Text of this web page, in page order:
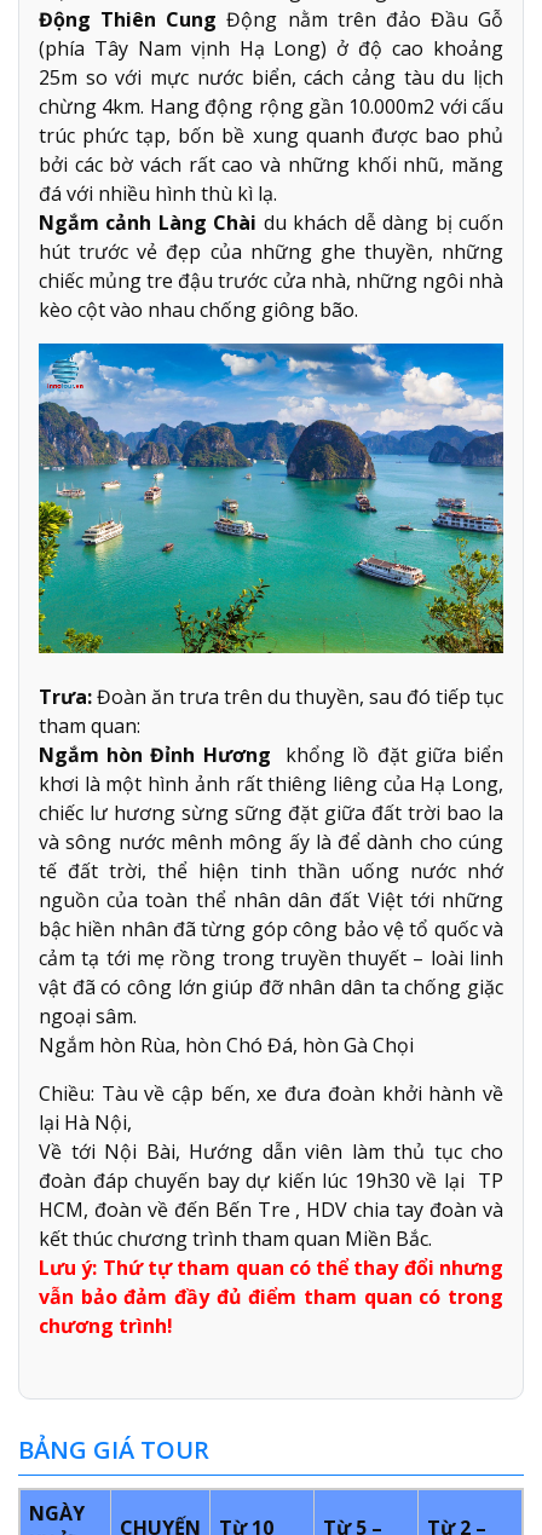
Động Thiên CungĐộng nằm trên đảo Đầu Gỗ
(phía Tây Nam vịnh Hạ Long) ở độ cao khoảng
25m so với mực nước biển, cách cảng tàu du lịch
chừng 4km. Hang động rộng gần 10.000m2 với cấu
trúc phức tạp, bốn bề xung quanh được bao phủ
bởi các bờ vách rất cao và những khối nhũ, măng
đá với nhiều hình thù kì lạ.
Ngắm cảnh Làng Chài du khách dễ dàng bị cuốn
hút trước vẻ đẹp của những ghe thuyền, những
chiếc mủng tre đậu trước cửa nhà, những ngôi nhà
kèo cột vào nhau chống giông bão.
Trưa:Đoàn ăn trưa trên du thuyền, sau đó tiếp tục
tham quan:
Ngắm hòn Đỉnh Hương khổng lồ đặt giữa biển
khơi là một hình ảnh rất thiêng liêng của Hạ Long,
chiếc lư hương sừng sững đặt giữa đất trời bao la
và sông nước mênh mông ấy là để dành cho cúng
tế đất trời, thể hiện tinh thần uống nước nhớ
nguồn của toàn thể nhân dân đất Việt tới những
bậc hiền nhân đã từng góp công bảo vệ tổ quốc và
cảm tạ tới mẹ rồng trong truyền thuyết – loài linh
vật đã có công lớn giúp đỡ nhân dân ta chống giặc
ngoại sâm.
Ngắm hòn Rùa, hòn Chó Đá, hòn Gà Chọi
Chiều: Tàu về cập bến, xe đưa đoàn khởi hành về
lại Hà Nội,
Về tới Nội Bài, Hướng dẫn viên làm thủ tục cho
đoàn đáp chuyến bay dự kiến lúc 19h30 về lại TP
HCM, đoàn về đến Bến Tre , HDV chia tay đoàn và
kết thúc chương trình tham quan Miền Bắc.
Lưu ý: Thứ tự tham quan có thể thay đổi nhưng
vẫn bảo đảm đầy đủ điểm tham quan có trong
chương trình!
BẢNG GIÁ TOUR
NGÀY
CHUYẾN
Từ 10
Từ 5 –
Từ 2 –